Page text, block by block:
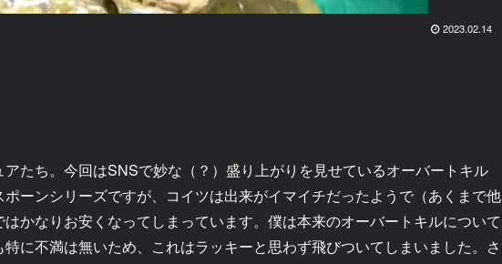
2023.02.14
たち。今回はSNSで妙な（？）盛り上がりを見せているオーバートキル
ーンシリーズですが、コイツは出来がイマイチだったようで（あくまで他
かなりお安くなってしまっています。僕は本来のオーバートキルについて
に不満は無いため、これはラッキーと思わず飛びついてしまいました。さ